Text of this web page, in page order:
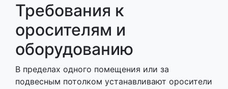
Требования к
оросителям и
оборудованию
В пределах одного помещения или за
подвесным потолком устанавливают оросители